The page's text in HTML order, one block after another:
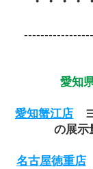
愛知
愛知蟹江店
の展示
名古屋徳重店